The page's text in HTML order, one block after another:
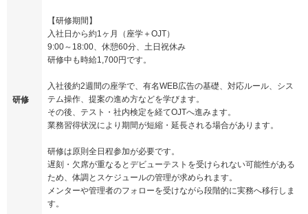
研修
【研修期間】
入社日から約1ヶ月（座学＋OJT）
9:00～18:00、休憩60分、土日祝休み
研修中も時給1,700円です。
入社後約2週間の座学で、有名WEB広告の基礎、対応ルール、シス
テム操作、提案の進め方などを学びます。
その後、テスト・社内検定を経てOJTへ進みます。
業務習得状況により期間が短縮・延長される場合があります。
研修は原則全日程参加が必要です。
遅刻・欠席が重なるとデビューテストを受けられない可能性がある
ため、体調とスケジュールの管理が求められます。
メンターや管理者のフォローを受けながら段階的に実務へ移行しま
す。